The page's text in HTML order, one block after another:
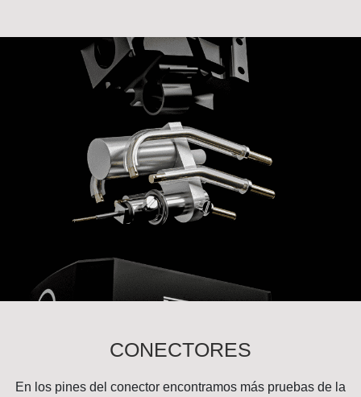
CONECTORES
En los pines del conector encontramos más pruebas de la